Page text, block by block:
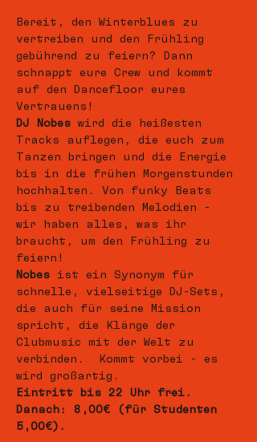
Bereit, den Winterblues zu
vertreiben und den Frühling
gebührend zu feiern? Dann
schnappt eure Crew und kommt
auf den Dancefloor eures
Vertrauens!
DJ Nobes wird die heißesten
Tracks auflegen, die euch zum
Tanzen bringen und die Energie
bis in die frühen Morgenstunden
hochhalten. Von funky Beats
bis zu treibenden Melodien -
wir haben alles, was ihr
braucht, um den Frühling zu
feiern!
Nobes ist ein Synonym für
schnelle, vielseitige DJ-Sets,
die auch für seine Mission
spricht, die Klänge der
Clubmusic mit der Welt zu
verbinden.  Kommt vorbei - es
wird großartig.
Eintritt bis 22 Uhr frei.
Danach: 8,00€ (für Studenten
5,00€).